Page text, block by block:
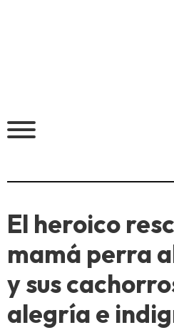
El heroico
mamá perra
y sus
alegría e